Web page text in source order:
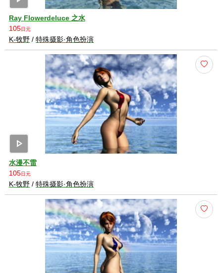
Ray Flowerdeluce 之水
105日元
K-牧野 / 特殊摄影·角色扮演
play_arrow
水漫不雷
105日元
K-牧野 / 特殊摄影·角色扮演